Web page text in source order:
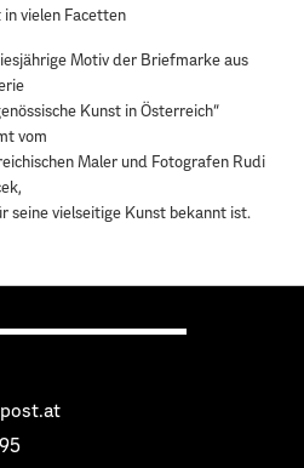
in vielen Facetten
Motiv der Briefmarke aus
Kunst in Österreich“
vom
Maler und Fotografen Rudi
seine vielseitige Kunst bekannt ist.